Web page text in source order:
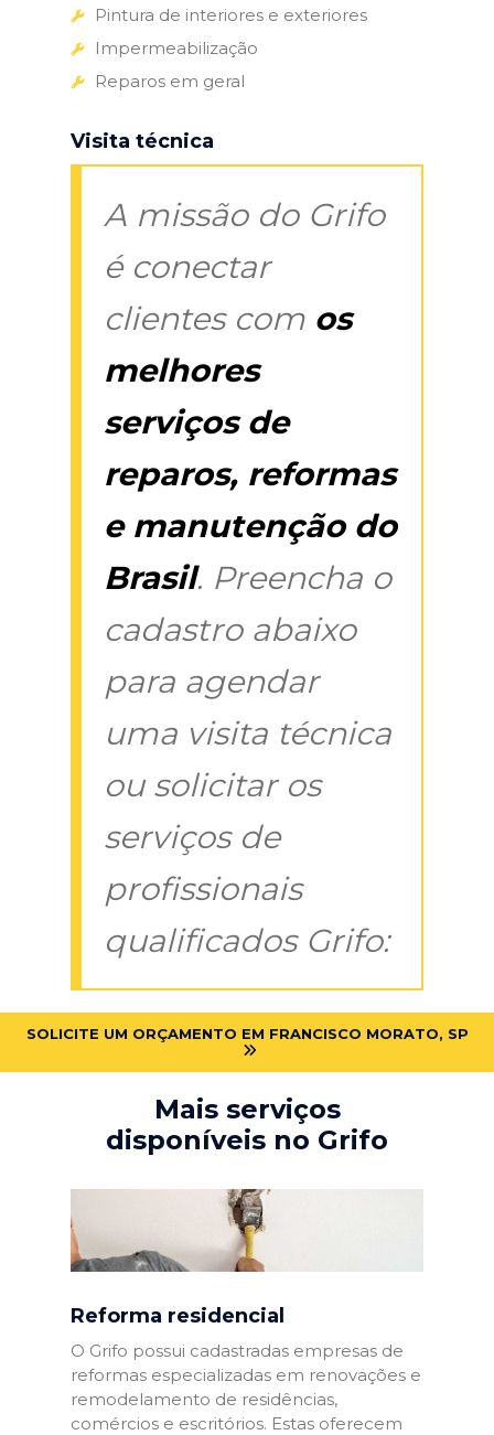
Pintura de interiores e exteriores
Impermeabilização
Reparos em geral
Visita técnica
A missão do Grifo
é conectar
clientes com os
melhores
serviços de
reparos, reformas
e manutenção do
Brasil. Preencha o
cadastro abaixo
para agendar
uma visita técnica
ou solicitar os
serviços de
profissionais
qualificados Grifo:
SOLICITE UM ORÇAMENTO EM FRANCISCO MORATO, SP
Mais serviços
disponíveis no Grifo
Reforma residencial
O Grifo possui cadastradas empresas de
reformas especializadas em renovações e
remodelamento de residências,
comércios e escritórios. Estas oferecem